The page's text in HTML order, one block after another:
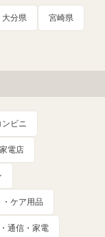
大分県 宮崎県
ビニ
家電店
ケア用品
通信・家電